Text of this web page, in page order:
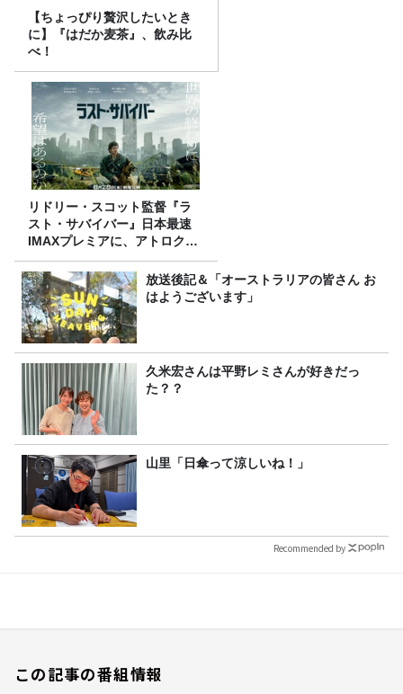
【ちょっぴり贅沢したいとき
に】『はだか麦茶』、飲み比
べ！
リドリー・スコット監督『ラ
スト・サバイバー』日本最速
IMAXプレミアに、アトロクリ
スナー60名をご招待！
放送後記＆「オーストラリアの皆さん お
はようございます」
久米宏さんは平野レミさんが好きだっ
た？？
山里「日傘って涼しいね！」
Recommended by
この記事の番組情報